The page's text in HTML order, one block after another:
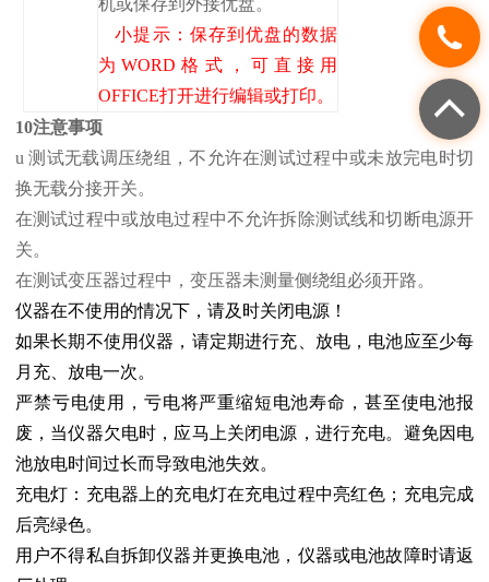
小提示：保存到优盘的数据
为WORD格式，可直接用
OFFICE打开进行编辑或打印。
10注意事项
u 测试无载调压绕组，不允许在测试过程中或未放完电时切
换无载分接开关。
在测试过程中或放电过程中不允许拆除测试线和切断电源开
关。
在测试变压器过程中，变压器未测量侧绕组必须开路。
仪器在不使用的情况下，请及时关闭电源！
如果长期不使用仪器，请定期进行充、放电，电池应至少每
月充、放电一次。
严禁亏电使用，亏电将严重缩短电池寿命，甚至使电池报
废，当仪器欠电时，应马上关闭电源，进行充电。避免因电
池放电时间过长而导致电池失效。
充电灯：充电器上的充电灯在充电过程中亮红色；充电完成
后亮绿色。
用户不得私自拆卸仪器并更换电池，仪器或电池故障时请返